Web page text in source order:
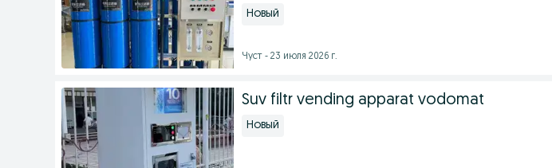
Новый
Чуст - 23 июля 2026 г.
Suv filtr vending apparat vodomat
Новый